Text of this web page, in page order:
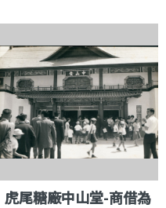
虎尾糖廠中山堂-商借為